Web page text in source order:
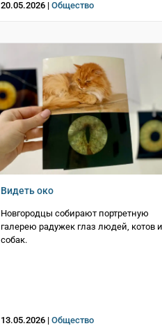
20.05.2026 | Общество
Видеть око
Новгородцы собирают портретную
галерею радужек глаз людей, котов и
собак.
13.05.2026 | Общество